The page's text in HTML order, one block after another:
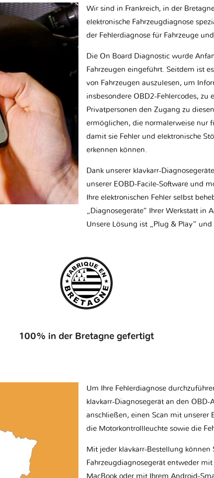
Wir sind in Frankreich, in der
elektronische Fahrzeugdiagnose
der Fehlerdiagnose für Fahrzeuge
Die On Board Diagnostic wurde
Fahrzeugen eingeführt. Seitdem ist
von Fahrzeugen auszulesen, um
insbesondere OBD2-Fehlercodes, zu
Privatpersonen den Zugang zu
ermöglichen, die normalerweise nur
damit sie Fehler und elektronische
erkennen können.
Dank unserer klavkarr-
unserer EOBD-Facile-Software und
Ihre elektronischen Fehler selbst
„Diagnosegeräte“ Ihrer Werkstatt in
Unsere Lösung ist „Plug & Play“
100% in der Bretagne gefertigt
Um Ihre Fehlerdiagnose
klavkarr-Diagnosegerät an den OBD-
anschließen, einen Scan mit unserer
die Motorkontrollleuchte sowie die
Mit jeder klavkarr-Bestellung können
Fahrzeugdiagnosegerät entweder
MacBook oder mit Ihrem Android-